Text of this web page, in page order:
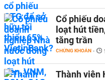
Cổ phiếu
loạt hút
tăng trần
CHỨNG KHOÁN -
Thành viên